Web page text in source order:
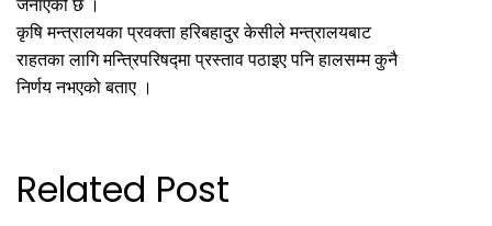
जनाएको छ ।
कृषि मन्त्रालयका प्रवक्ता हरिबहादुर केसीले मन्त्रालयबाट
राहतका लागि मन्त्रिपरिषद्मा प्रस्ताव पठाइए पनि हालसम्म कुनै
निर्णय नभएको बताए ।
Related Post